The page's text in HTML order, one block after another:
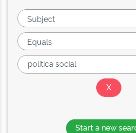
Start a new